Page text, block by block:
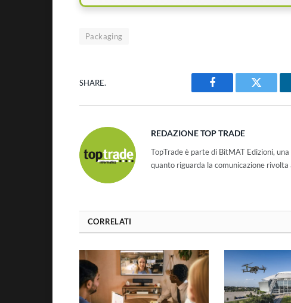
Packaging
SHARE.
Facebook Twitter
REDAZIONE TOP TRADE
TopTrade è parte di BitMAT Edizioni,
quanto riguarda la comunicazione
CORRELATI